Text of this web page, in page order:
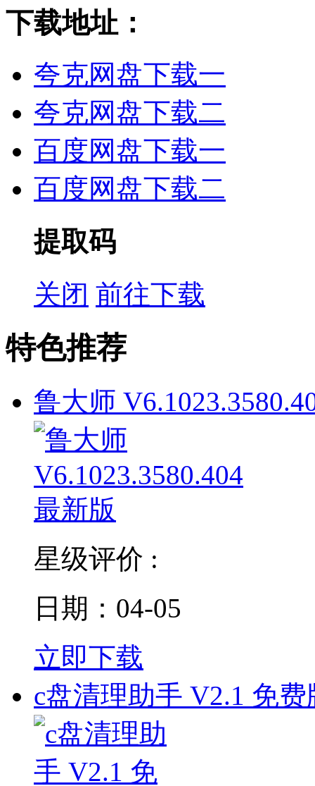
下载地址：
夸克网盘下载一
夸克网盘下载二
百度网盘下载一
百度网盘下载二
提取码
关闭 前往下载
特色推荐
鲁大师
星级评价 :
日期：04-05
立即下载
c盘清理助手 V2.1 免费